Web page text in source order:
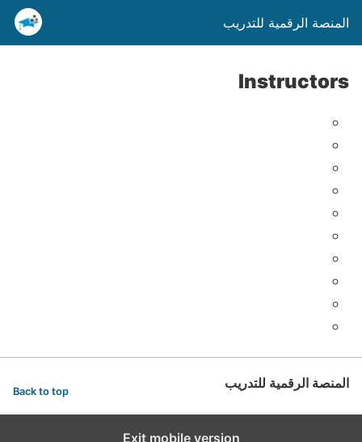
المنصة الرقمية للتدريب
Instructors
المنصة الرقمية للتدريب Back to top
Exit mobile version